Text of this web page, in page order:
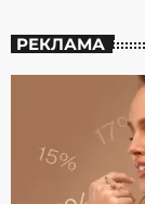
РЕКЛАМА